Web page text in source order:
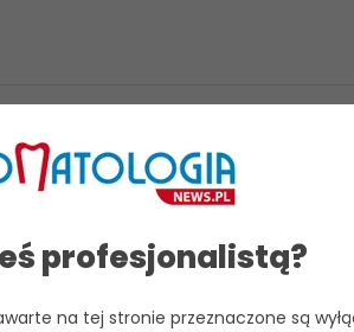
profesjonalistą?
na tej stronie przeznaczone są
– etiologia,
jest wspólną cechą białych plam,